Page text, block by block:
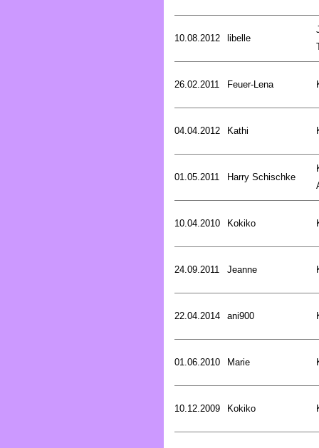
10.08.2012 libelle
26.02.2011 Feuer-Lena
04.04.2012 Kathi
01.05.2011 Harry Schischke
10.04.2010 Kokiko
24.09.2011 Jeanne
22.04.2014 ani900
01.06.2010 Marie
10.12.2009 Kokiko